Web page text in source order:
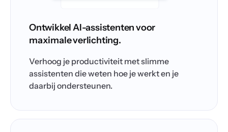
Ontwikkel AI-assistenten voor
maximale verlichting.
Verhoog je productiviteit met slimme
assistenten die weten hoe je werkt en je
daarbij ondersteunen.